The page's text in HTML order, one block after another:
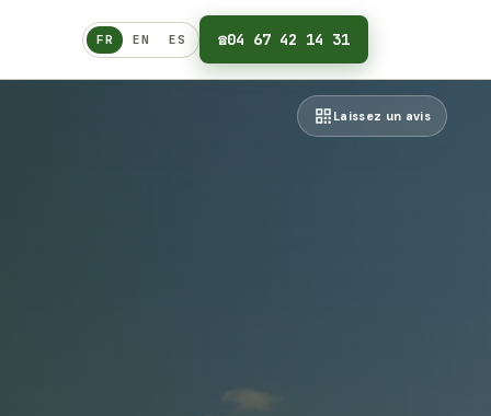
Français
FR EN ES ☎04 67 42 14 31
Laissez un avis